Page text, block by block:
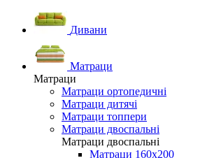
Дивани
Матраци
Матраци
Матраци ортопедичні
Матраци дитячі
Матраци топпери
Матраци двоспальні
Матраци двоспальні
Матраци 160х200